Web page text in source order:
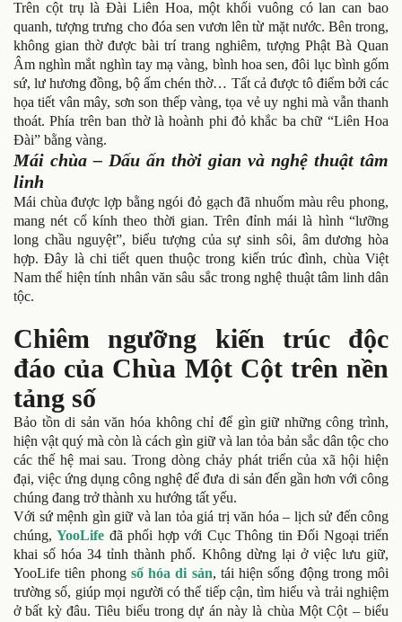
Trên cột trụ là Đài Liên Hoa, một khối vuông có lan can bao
quanh, tượng trưng cho đóa sen vươn lên từ mặt nước. Bên trong,
không gian thờ được bài trí trang nghiêm, tượng Phật Bà Quan
Âm nghìn mắt nghìn tay mạ vàng, bình hoa sen, đôi lục bình gốm
sứ, lư hương đồng, bộ ấm chén thờ… Tất cả được tô điểm bởi các
họa tiết vân mây, sơn son thếp vàng, tọa vẻ uy nghi mà vẫn thanh
thoát. Phía trên ban thờ là hoành phi đỏ khắc ba chữ “Liên Hoa
Đài” bằng vàng.
Mái chùa – Dấu ấn thời gian và nghệ thuật tâm
linh
Mái chùa được lợp bằng ngói đỏ gạch đã nhuốm màu rêu phong,
mang nét cổ kính theo thời gian. Trên đỉnh mái là hình “lưỡng
long chầu nguyệt”, biểu tượng của sự sinh sôi, âm dương hòa
hợp. Đây là chi tiết quen thuộc trong kiến trúc đình, chùa Việt
Nam thể hiện tính nhân văn sâu sắc trong nghệ thuật tâm linh dân
tộc.
Chiêm ngưỡng kiến trúc độc
đáo của Chùa Một Cột trên nền
tảng số
Bảo tồn di sản văn hóa không chỉ để gìn giữ những công trình,
hiện vật quý mà còn là cách gìn giữ và lan tỏa bản sắc dân tộc cho
các thế hệ mai sau. Trong dòng chảy phát triển của xã hội hiện
đại, việc ứng dụng công nghệ để đưa di sản đến gần hơn với công
chúng đang trở thành xu hướng tất yếu.
Với sứ mệnh gìn giữ và lan tỏa giá trị văn hóa – lịch sử đến công
chúng,YooLife đã phối hợp với Cục Thông tin Đối Ngoại triển
khai số hóa 34 tỉnh thành phố. Không dừng lại ở việc lưu giữ,
YooLife tiên phong số hóa di sản, tái hiện sống động trong môi
trường số, giúp mọi người có thể tiếp cận, tìm hiểu và trải nghiệm
ở bất kỳ đâu. Tiêu biểu trong dự án này là chùa Một Cột – biểu